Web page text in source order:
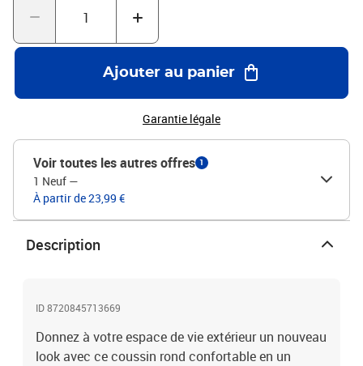
maison un nouveau look.Conception antidérapante : des cordes
aux meubles et de le maintenir proprement et en toute sécurité.
Bon à savoir :Le produit est emballé sous vide, il a donc besoin
d'un certain temps pour se dilater et retrouver sa forme
initiale.Couleur : bleu royalMatériau : tissu Oxford (100 %
polyester)Matériau de remplissage : fibre creuseDimensions : 60 x
Ajouter au panier
Garantie légale
Voir toutes les autres offres 1
1 Neuf —
À partir de 23,99 €
Description
ID 8720845713669
Donnez à votre espace de vie extérieur un nouveau
look avec ce coussin rond confortable en un